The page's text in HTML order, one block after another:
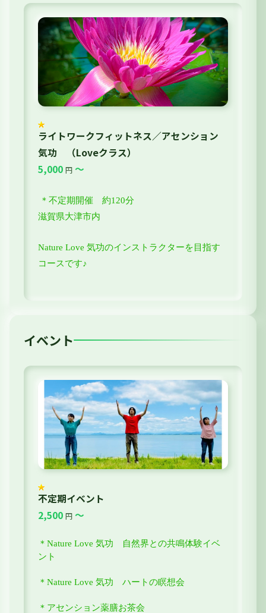
ライトワークフィットネス／アセンション
気功 （Loveクラス）
5,000 円 ～
＊不定期開催 約120分
滋賀県大津市内
Nature Love 気功のインストラクターを目指す
コースです♪
イベント
不定期イベント
2,500 円 ～
＊Nature Love 気功 自然界との共鳴体験イベ
ント
＊Nature Love 気功 ハートの瞑想会
＊アセンション薬膳お茶会